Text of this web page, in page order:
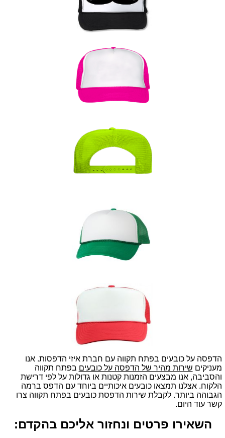
הדפסה על כובעים בפתח תקווה עם חברת איזי הדפסות. אנו
מעניקים שירות מהיר של הדפסה על כובעים בפתח תקווה
והסביבה, אנו מבצעים הזמנות קטנות או גדולות על לפי דרישת
הלקוח. אצלנו תמצאו כובעים איכותיים ביוחד עם הדפס ברמה
הגבוהה ביותר. לקבלת שירות הדפסת כובעים בפתח תקווה צרו
קשר עוד היום.
השאירו פרטים ונחזור אליכם בהקדם: